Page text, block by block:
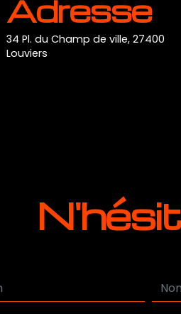
Adresse
34 Pl. du Champ de ville, 27400
Louviers